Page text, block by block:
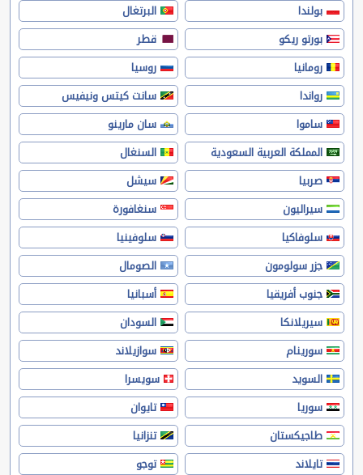
بولندا
البرتغال
بورتو ريكو
قطر
رومانيا
روسيا
رواندا
سانت كيتس ونيفيس
ساموا
سان مارينو
المملكة العربية السعودية
السنغال
صربيا
سيشل
سيراليون
سنغافورة
سلوفاكيا
سلوفينيا
جزر سولومون
الصومال
جنوب أفريقيا
أسبانيا
سيريلانكا
السودان
سورينام
سوازيلاند
السويد
سويسرا
سوريا
تايوان
طاجيكستان
تنزانيا
تايلاند
توجو